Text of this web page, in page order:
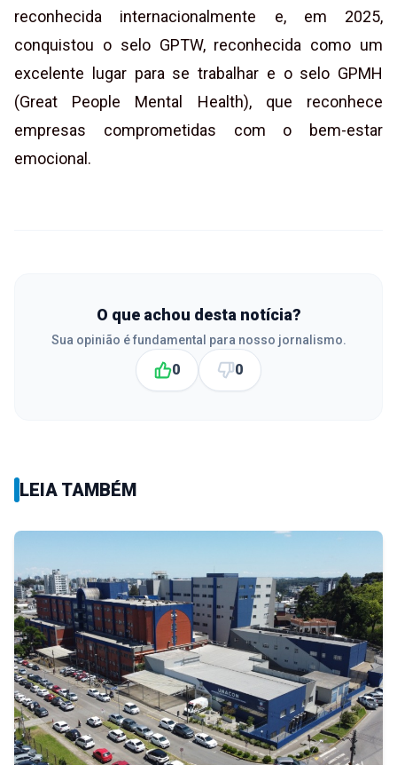
reconhecida internacionalmente e, em 2025,
conquistou o selo GPTW, reconhecida como um
excelente lugar para se trabalhar e o selo GPMH
(Great People Mental Health), que reconhece
empresas comprometidas com o bem-estar
emocional.
O que achou desta notícia?
Sua opinião é fundamental para nosso jornalismo.
0 0
LEIA TAMBÉM